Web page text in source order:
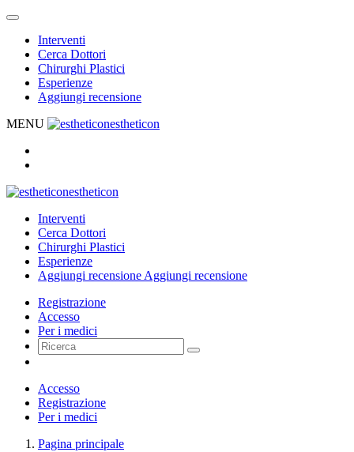
Interventi
Cerca Dottori
Chirurghi Plastici
Esperienze
Aggiungi recensione
MENU
estheticon
estheticon
Interventi
Cerca Dottori
Chirurghi Plastici
Esperienze
Aggiungi recensione Aggiungi recensione
Registrazione
Accesso
Per i medici
Accesso
Registrazione
Per i medici
Pagina principale